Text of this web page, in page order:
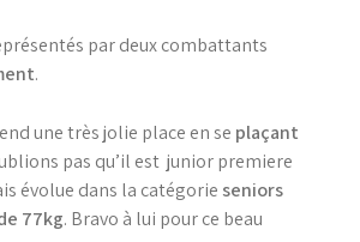
par deux combattants
.
une très jolie place en se plaçant
pas qu’il est junior premiere
évolue dans la catégorie seniors
77kg. Bravo à lui pour ce beau